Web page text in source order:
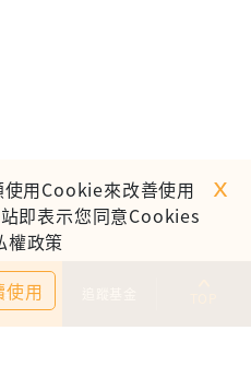
比較
用Cookie來改善使用
即表示您同意Cookies
權政策
使用
ｘ